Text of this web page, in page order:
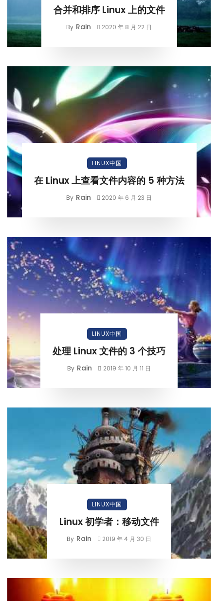
合并和排序 Linux 上的文件
By Rain 2020 年 8 月 22 日
LINUX中国
在 Linux 上查看文件内容的 5 种方法
By Rain 2020 年 6 月 23 日
LINUX中国
处理 Linux 文件的 3 个技巧
By Rain 2019 年 10 月 11 日
LINUX中国
Linux 初学者：移动文件
By Rain 2019 年 4 月 30 日